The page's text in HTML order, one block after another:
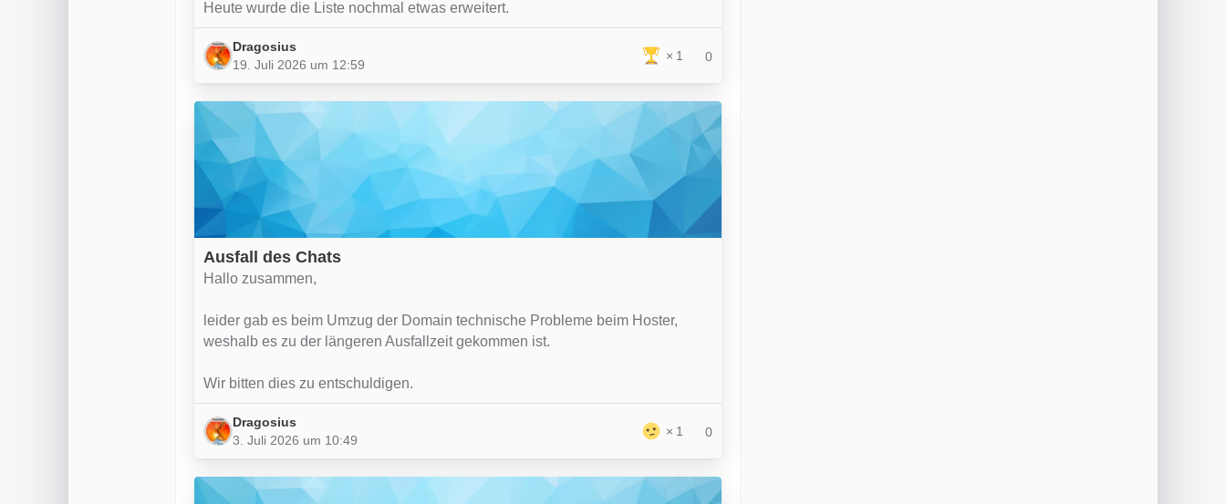
Heute wurde die Liste nochmal etwas erweitert.
Dragosius
19. Juli 2026 um 12:59
1 0
Ausfall des Chats
Hallo zusammen,
leider gab es beim Umzug der Domain technische Probleme beim Hoster,
weshalb es zu der längeren Ausfallzeit gekommen ist.
Wir bitten dies zu entschuldigen.
Dragosius
3. Juli 2026 um 10:49
1 0